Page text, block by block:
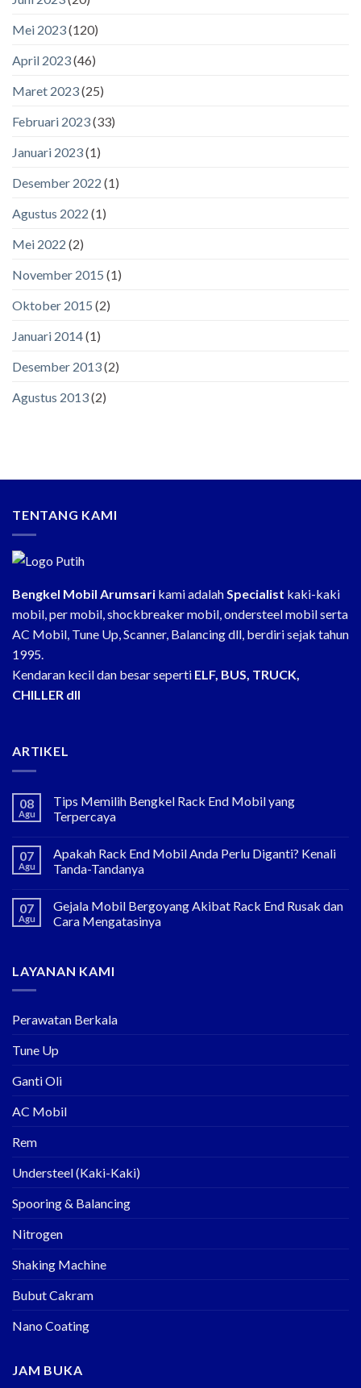
Mei 2023(120)
April 2023(46)
Maret 2023(25)
Februari 2023(33)
Januari 2023(1)
Desember 2022 (1)
Agustus 2022 (1)
Mei 2022 (2)
November 2015 (1)
Oktober 2015 (2)
Januari 2014(1)
Desember 2013(2)
Agustus 2013(2)
TENTANG KAMI
Bengkel Mobil Arumsari kami adalahSpecialist kaki-kaki
mobil, per mobil, shockbreaker mobil, ondersteel mobil serta
AC Mobil, Tune Up, Scanner, Balancing dll, berdiri sejak tahun
1995.
Kendaran kecil dan besar seperti ELF, BUS, TRUCK,
CHILLER dll
ARTIKEL
08
Agu
Tips Memilih Bengkel Rack End Mobil yang
Terpercaya
07
Agu
Apakah Rack End Mobil Anda Perlu Diganti? Kenali
Tanda-Tandanya
07
Agu
Gejala Mobil Bergoyang Akibat Rack End Rusak dan
Cara Mengatasinya
LAYANAN KAMI
Perawatan Berkala
Tune Up
Ganti Oli
AC Mobil
Rem
Understeel (Kaki-Kaki)
Spooring & Balancing
Nitrogen
Shaking Machine
Bubut Cakram
Nano Coating
JAM BUKA